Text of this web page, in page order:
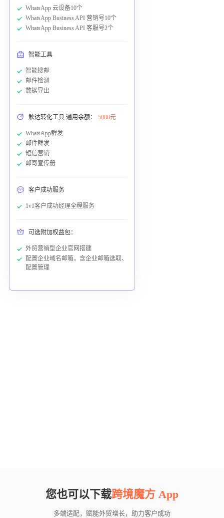
WhatsApp 云设备10个
WhatsApp Business API 营销号10个
WhatsApp Business API 客服号2个
智能工具
智能搜邮
邮件检测
数据导出
触达转化工具 通用余额： 5000元
WhatsApp群发
邮件群发
短信营销
邮寄宣传册
客户成功服务
1v1客户成功经理全程服务
可选附加权益包：
外贸营销型企业官网搭建
配置企业域名邮箱，含企业邮箱选取、
配置管理
您也可以下载跨境魔方 App
多端适配，赋能外贸增长，助力客户成功